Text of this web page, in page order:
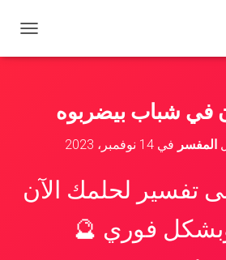
ب
ل
في شباب بيضربوه
المفسر في 14 نوفمبر، 2023
تفسير لحلمك الآن
فوري 🔮